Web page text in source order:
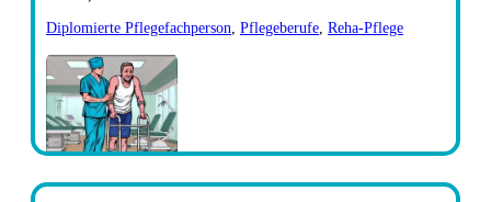
Diplomierte Pflegefachperson Pflegeberufe Reha-Pflege